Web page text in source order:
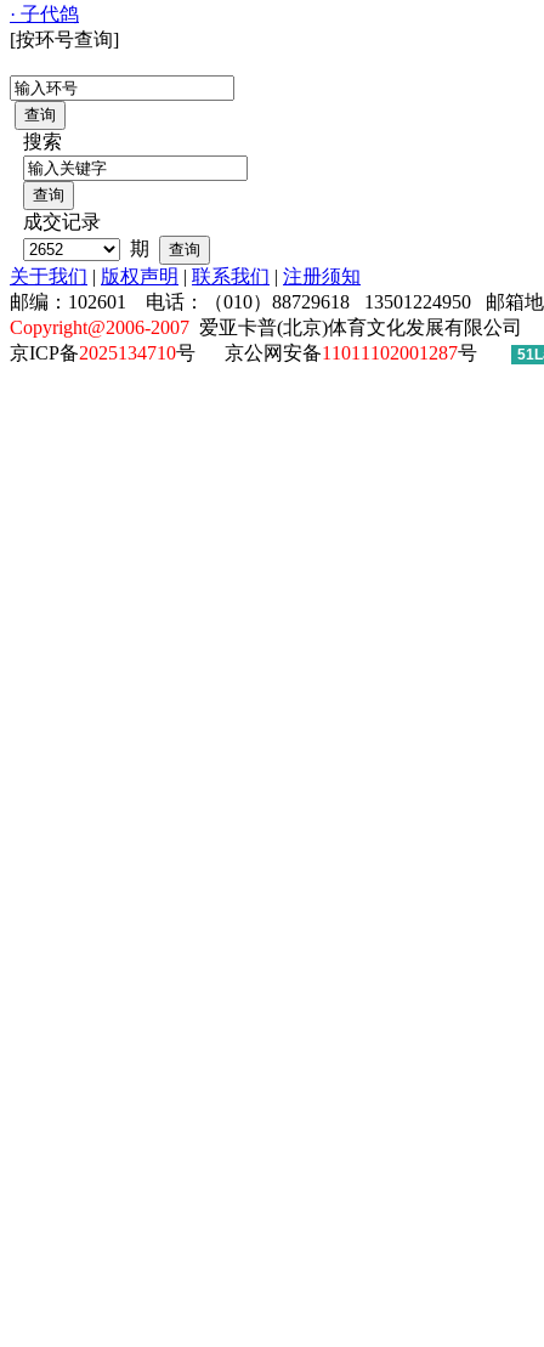
· 子代鸽
[按环号查询]
搜索
成交记录
期
关于我们 | 版权声明 | 联系我们 | 注册须知
邮编：102601 电话：（010）88729618 13501224950 邮箱
Copyright@2006-2007 爱亚卡普(北京)体育文化发展有限公司
京ICP备2025134710号 京公网安备11011102001287号